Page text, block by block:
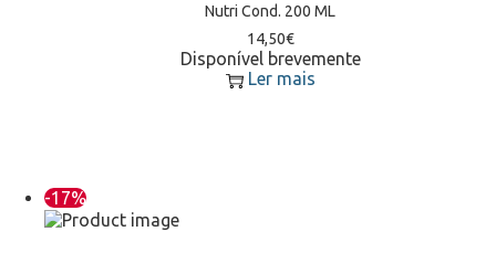
Nutri Cond. 200 ML
14,50€
Disponível brevemente
Ler mais
-17%